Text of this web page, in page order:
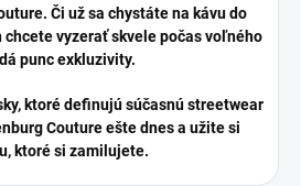
Či už sa chystáte na kávu do
vyzerať skvele počas voľného
punc exkluzivity.
ktoré definujú súčasnú streetwear
Couture ešte dnes a užite si
ktoré si zamilujete.